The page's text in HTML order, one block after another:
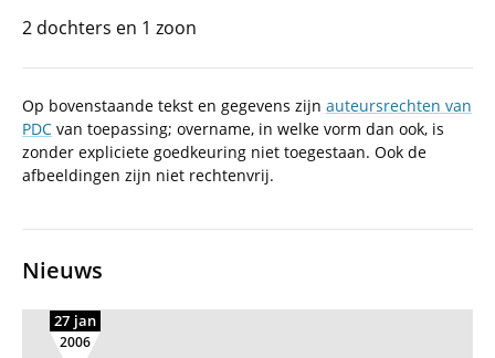
2 dochters en 1 zoon
Op bovenstaande tekst en gegevens zijn auteursrechten van
PDC van toepassing; overname, in welke vorm dan ook, is
zonder expliciete goedkeuring niet toegestaan. Ook de
afbeeldingen zijn niet rechtenvrij.
Nieuws
27 jan
2006